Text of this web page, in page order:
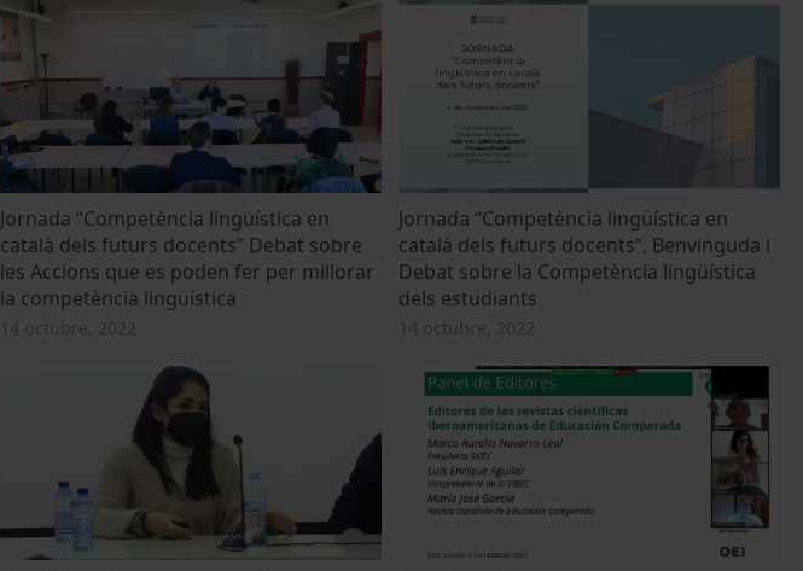
Jornada “Competència lingüística en
català dels futurs docents” Debat sobre
les Accions que es poden fer per millorar
la competència lingüística
14 octubre, 2022
Jornada “Competència lingüística en
català dels futurs docents”. Benvinguda i
Debat sobre la Competència lingüística
dels estudiants
14 octubre, 2022